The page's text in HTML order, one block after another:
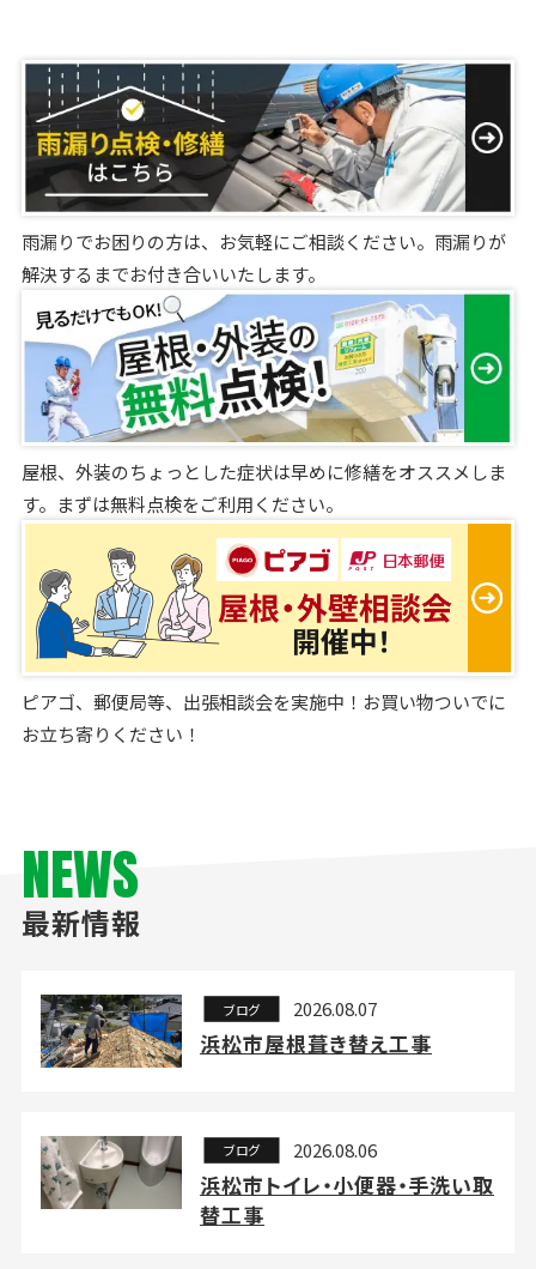
雨漏りでお困りの方は、お気軽にご相談ください。雨漏りが
解決するまでお付き合いいたします。
屋根、外装のちょっとした症状は早めに修繕をオススメしま
す。まずは無料点検をご利用ください。
ピアゴ、郵便局等、出張相談会を実施中！お買い物ついでに
お立ち寄りください！
NEWS
最新情報
ブログ 2026.08.07
浜松市屋根葺き替え工事
ブログ 2026.08.06
浜松市トイレ・小便器・手洗い取
替工事